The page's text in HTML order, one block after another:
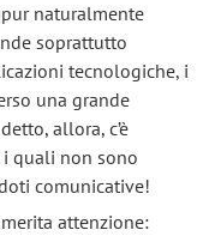
naturalmente
soprattutto
tecnologiche, i
una grande
allora, c’è
quali non sono
comunicative!
attenzione: